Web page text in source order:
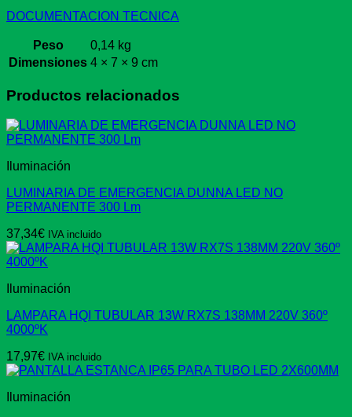
DOCUMENTACION TECNICA
Peso
0,14 kg
Dimensiones 4 × 7 × 9 cm
Productos relacionados
Iluminación
LUMINARIA DE EMERGENCIA DUNNA LED NO
PERMANENTE 300 Lm
37,34€ IVA incluido
Iluminación
LAMPARA HQI TUBULAR 13W RX7S 138MM 220V 360º
4000ºK
17,97€ IVA incluido
Iluminación